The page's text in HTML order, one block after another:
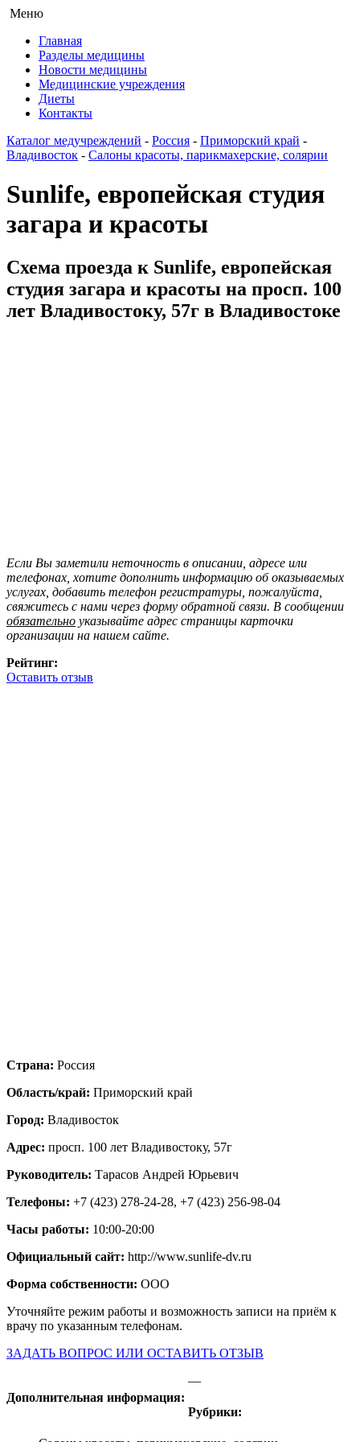
Меню
Главная
Разделы медицины
Новости медицины
Медицинские учреждения
Диеты
Контакты
Каталог медучреждений - Россия - Приморский край -
Владивосток - Салоны красоты, парикмахерские, солярии
Sunlife, европейская студия
загара и красоты
Схема проезда к Sunlife, европейская
студия загара и красоты на просп. 100
лет Владивостоку, 57г в Владивостоке
Если Вы заметили неточность в описании, адресе или
телефонах, хотите дополнить информацию об оказываемых
услугах, добавить телефон регистратуры, пожалуйста,
свяжитесь с нами через форму обратной связи. В сообщении
обязательно указывайте адрес страницы карточки
организации на нашем сайте.
Рейтинг:
Оставить отзыв
Страна: Россия
Область/край: Приморский край
Город: Владивосток
Адрес: просп. 100 лет Владивостоку, 57г
Руководитель: Тарасов Андрей Юрьевич
Телефоны: +7 (423) 278-24-28, +7 (423) 256-98-04
Часы работы: 10:00-20:00
Официальный сайт: http://www.sunlife-dv.ru
Форма собственности: ООО
Уточняйте режим работы и возможность записи на приём к
врачу по указанным телефонам.
ЗАДАТЬ ВОПРОС ИЛИ ОСТАВИТЬ ОТЗЫВ
Дополнительная информация:
—
Рубрики: